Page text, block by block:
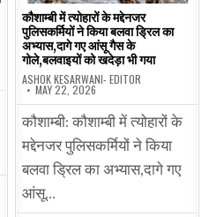
कौशाम्बी में त्योहारों के मद्देनजर
पुलिसकर्मियों ने किया बलवा ड्रिल का
अभ्यास,दागे गए आंसू गैस के
गोले,बलवाइयों को खदेड़ा भी गया
ASHOK KESARWANI- EDITOR
MAY 22, 2026
कौशाम्बी: कौशाम्बी में त्योहारों के
मद्देनजर पुलिसकर्मियों ने किया
बलवा ड्रिल का अभ्यास,दागे गए
आंसू…